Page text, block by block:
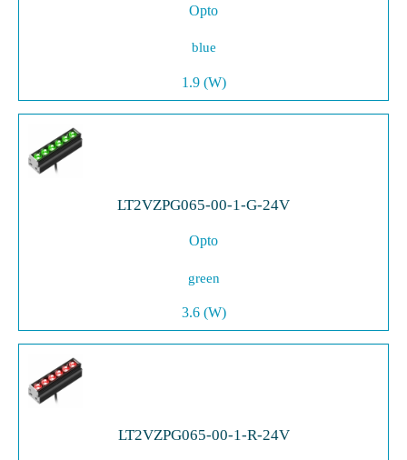
Opto
blue
1.9 (W)
LT2VZPG065-00-1-G-24V
Opto
green
3.6 (W)
LT2VZPG065-00-1-R-24V